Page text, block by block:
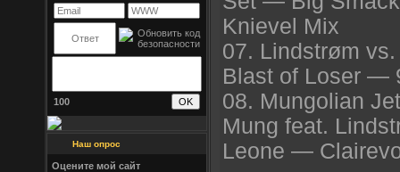
100
Наш опрос
Оцените мой сайт
Knievel Mix
07. Lindstrøm
Blast of Loser —
08. Mungolian
Mung feat.
Leone —